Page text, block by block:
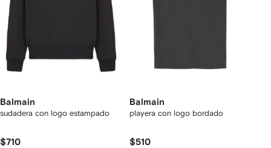
Balmain
sudadera con logo estampado
$710
Balmain
playera con logo bordado
$510